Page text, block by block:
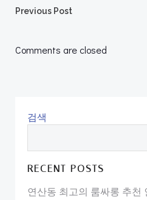
Post
navigation
Previous Post
Comments are closed
검색
RECENT POSTS
연산동 최고의 룸싸롱 추천